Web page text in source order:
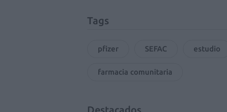
Tags
pfizer SEFAC estudio
farmacia comunitaria